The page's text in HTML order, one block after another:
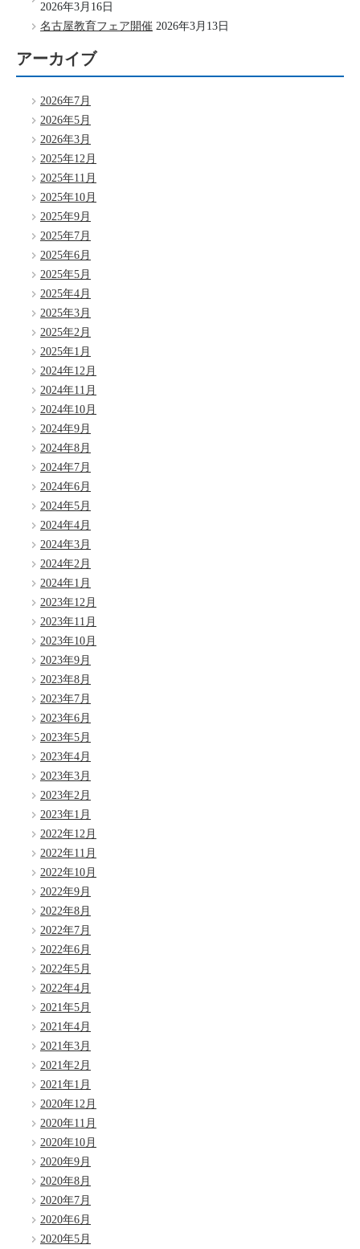
2026年3月16日
名古屋教育フェア開催 2026年3月13日
アーカイブ
2026年7月
2026年5月
2026年3月
2025年12月
2025年11月
2025年10月
2025年9月
2025年7月
2025年6月
2025年5月
2025年4月
2025年3月
2025年2月
2025年1月
2024年12月
2024年11月
2024年10月
2024年9月
2024年8月
2024年7月
2024年6月
2024年5月
2024年4月
2024年3月
2024年2月
2024年1月
2023年12月
2023年11月
2023年10月
2023年9月
2023年8月
2023年7月
2023年6月
2023年5月
2023年4月
2023年3月
2023年2月
2023年1月
2022年12月
2022年11月
2022年10月
2022年9月
2022年8月
2022年7月
2022年6月
2022年5月
2022年4月
2021年5月
2021年4月
2021年3月
2021年2月
2021年1月
2020年12月
2020年11月
2020年10月
2020年9月
2020年8月
2020年7月
2020年6月
2020年5月